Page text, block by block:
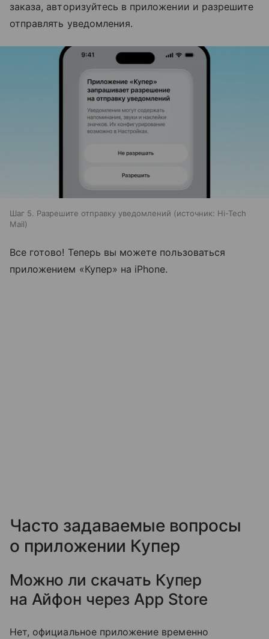
заказа, авторизуйтесь в приложении и разрешите
отправлять уведомления.
Шаг 5. Разрешите отправку уведомлений источник: Hi-Tech
Mail
Все готово! Теперь вы можете пользоваться
приложением «Купер» на iPhone.
Часто задаваемые вопросы
о приложении Купер
Можно ли скачать Купер
на Айфон через App Store
Нет, официальное приложение временно